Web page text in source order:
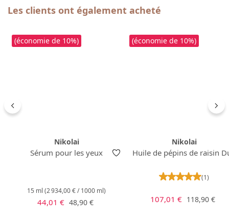
Ignorer la galerie de produits
Les clients ont également acheté
(économie de 10%)
Nikolai
Sérum pour les yeux
15 ml (2 934,00 € / 1000 ml)
Prix de vente :
44,01 € Prix régulier :
48,90 €
(économie de 10%)
Nikolai
Huile de pépins de raisin
Note (1)
Prix de vente :
107,01 € Prix
118,90 €